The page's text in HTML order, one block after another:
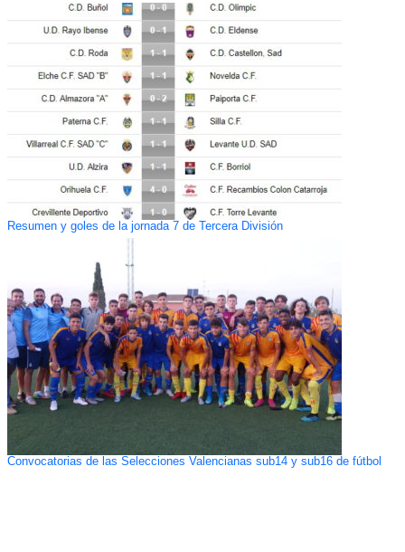
Resumen y goles de la jornada 7 de Tercera División
Convocatorias de las Selecciones Valencianas sub14 y sub16 de fútbol